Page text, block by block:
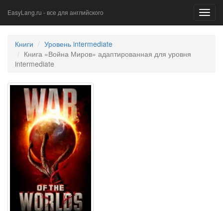
EasyLang.ru - все для английского
Книги
Уровень intermediate
Книга «Война Миров» адаптированная для уровня
intermediate